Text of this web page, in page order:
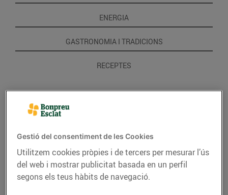
ENERGIA
GASTRONOMIA I TRADICIONS
RECEPTES
Gestió del consentiment de les Cookies
Utilitzem cookies pròpies i de tercers per mesurar l’ús
del web i mostrar publicitat basada en un perfil
segons els teus hàbits de navegació.